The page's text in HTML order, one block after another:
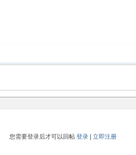
您需要登录后才可以回帖 登录| 立即注册